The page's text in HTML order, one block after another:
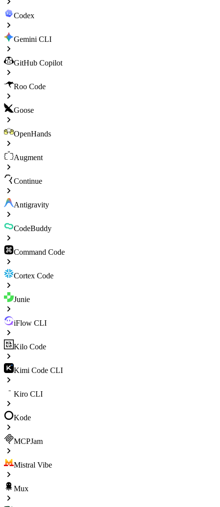
Codex
Gemini CLI
GitHub Copilot
Roo Code
Goose
OpenHands
Augment
Continue
Antigravity
CodeBuddy
Command Code
Cortex Code
Junie
iFlow CLI
Kilo Code
Kimi Code CLI
Kiro CLI
Kode
MCPJam
Mistral Vibe
Mux